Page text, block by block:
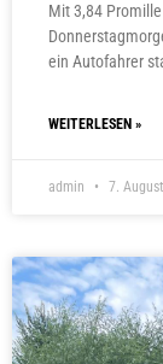
Mit 3,84
ein Autofahrer
WEITERLESEN »
admin 7.